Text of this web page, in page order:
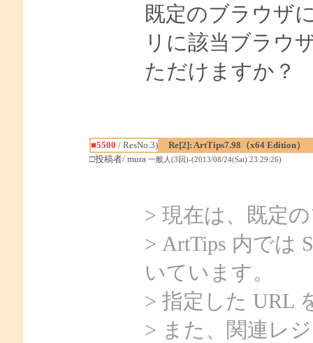
既定のブラウザ
リに該当ブラウ
ただけますか？
■5500 / ResNo.3)
Re[2]: ArtTips7.98（x64 Edition）
□投稿者/ mura 一般人(3回)-(2013/08/24(Sat) 23:29:26)
> 現在は、既定
> ArtTips 内では
いています。
> 指定した URL
> また、関連レ